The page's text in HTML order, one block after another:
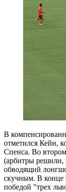
В
отметился Кейн,
Спенса. Во втором
(арбитры решили,
обводящий
скучным. В конце
победой "трех